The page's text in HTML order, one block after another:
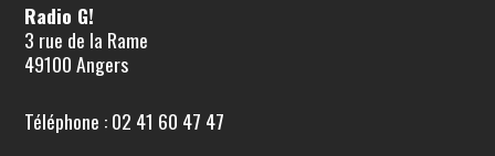
Radio G!
3 rue de la Rame
49100 Angers
Téléphone : 02 41 60 47 47